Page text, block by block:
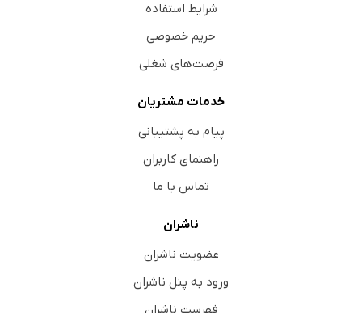
شرایط استفاده
حریم خصوصی
فرصت‌های شغلی
خدمات مشتریان
پیام به پشتیبانی
راهنمای کاربران
تماس با ما
ناشران
عضویت ناشران
ورود به پنل ناشران